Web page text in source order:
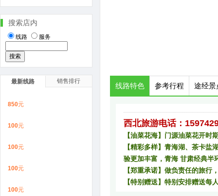
线路特色 参考行程 途经景
西北旅游电话：
【油菜花海】门源油菜花开时
【精彩多样】青海湖、茶卡
验更加丰富，青海 甘肃经典半
【郑重承诺】做负责任的旅
【特别赠送】特别安排赠送
搜索店内
线路 服务
最新线路 销售排行
850元
100元
100元
100元
100元